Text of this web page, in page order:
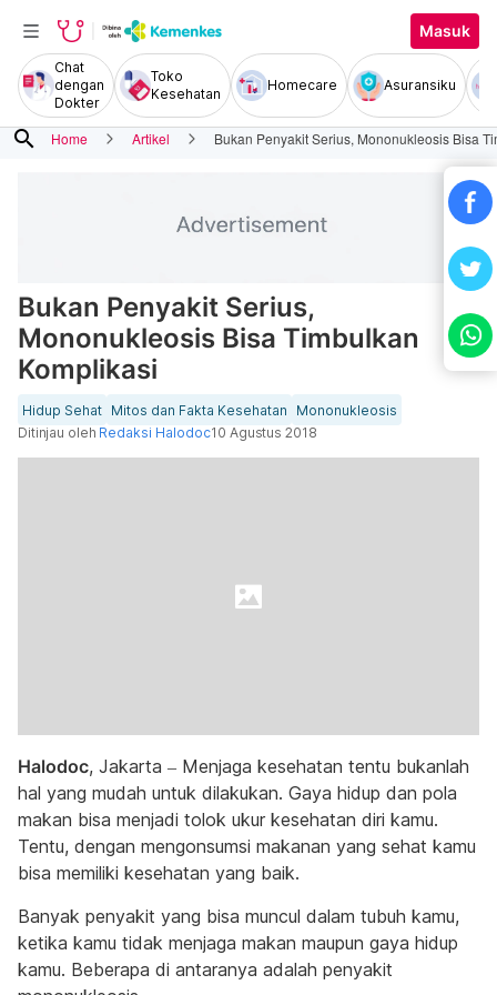
Masuk
Chat
dengan
Dokter
Toko
Kesehatan
Homecare Asuransiku
search Home Artikel Bukan Penyakit Serius, Mononukleosis Bisa
Bukan Penyakit Serius,
Mononukleosis Bisa Timbulkan
Komplikasi
Hidup Sehat Mitos dan Fakta Kesehatan
Mononukleosis
Ditinjau oleh Redaksi Halodoc10 Agustus 2018
Halodoc, Jakarta – Menjaga kesehatan tentu bukanlah
hal yang mudah untuk dilakukan. Gaya hidup dan pola
makan bisa menjadi tolok ukur kesehatan diri kamu.
Tentu, dengan mengonsumsi makanan yang sehat kamu
bisa memiliki kesehatan yang baik.
Banyak penyakit yang bisa muncul dalam tubuh kamu,
ketika kamu tidak menjaga makan maupun gaya hidup
kamu. Beberapa di antaranya adalah penyakit